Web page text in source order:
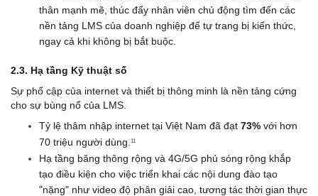
thân mạnh mẽ, thúc đẩy nhân viên chủ động tìm đến các
nền tảng LMS của doanh nghiệp để tự trang bị kiến thức,
ngay cả khi không bị bắt buộc.
2.3. Hạ tầng Kỹ thuật số
Sự phổ cập của internet và thiết bị thông minh là nền tảng cứng
cho sự bùng nổ của LMS.
Tỷ lệ thâm nhập internet tại Việt Nam đã đạt 73% với hơn
70 triệu người dùng. 11
Hạ tầng băng thông rộng và 4G/5G phủ sóng rộng khắp
tạo điều kiện cho việc triển khai các nội dung đào tạo
"nặng" như video độ phân giải cao, tương tác thời gian thực